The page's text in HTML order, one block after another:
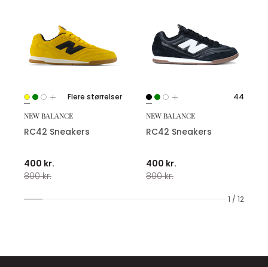
1 / 12
Flere størrelser
NEW BALANCE
RC42 Sneakers
400 kr.
800 kr.
44
NEW BALANCE
RC42 Sneakers
400 kr.
800 kr.